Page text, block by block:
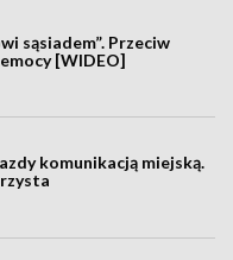
sąsiadem”. Przeciw
[WIDEO]
komunikacją miejską.